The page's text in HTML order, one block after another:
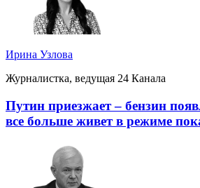
Ирина Узлова
Журналистка, ведущая 24 Канала
Путин приезжает – бензин
все больше живет в режиме